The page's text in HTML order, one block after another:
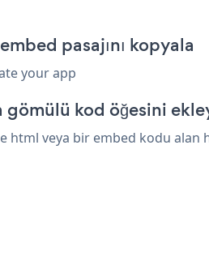
pasajını kopyala
your app
kod öğesini
veya bir embed kodu alan